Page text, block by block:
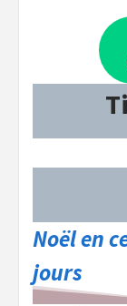
Noël en
jours